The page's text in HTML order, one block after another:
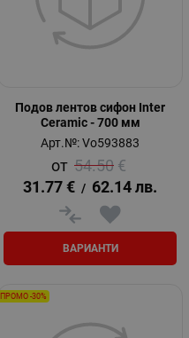
Подов лентов сифон Inter
Ceramic - 700 мм
Арт.№: Vo593883
54.50 €
31.77 € / 62.14 лв.
ВАРИАНТИ
ПРОМО -30%